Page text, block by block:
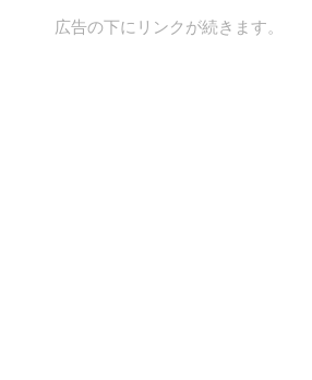
広告の下にリンクが続きます。